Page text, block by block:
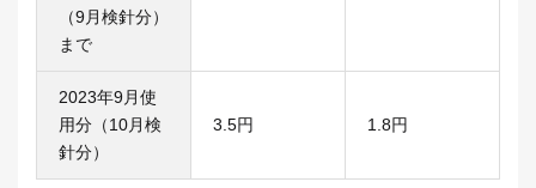
（9月検針分）
まで
2023年9月使
用分（10月検
針分）
3.5円 1.8円